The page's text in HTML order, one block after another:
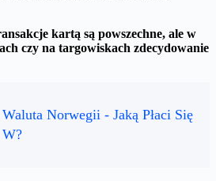
kartą są powszechne, ale w
czy na targowiskach zdecydowanie
Waluta Norwegii - Jaką Płaci Się
W?